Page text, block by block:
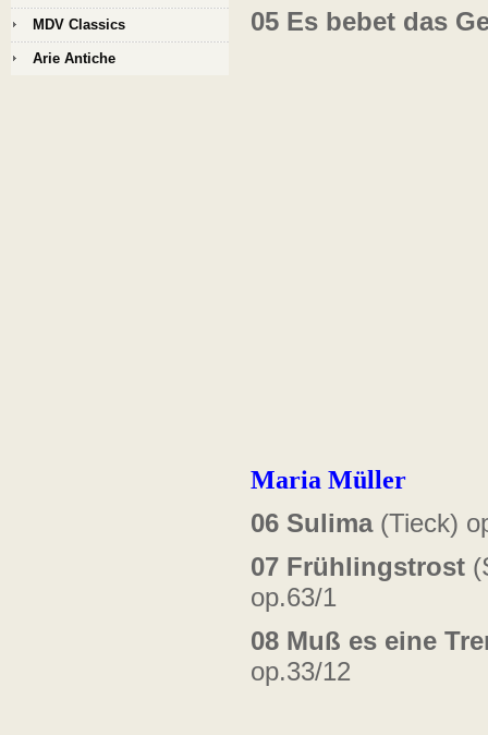
05 Es bebet das
Maria Müller
06 Sulima(Tieck)
07 Frühlingstrost
op.63/1
08 Muß es eine
op.33/12
MDV Classics
Arie Antiche